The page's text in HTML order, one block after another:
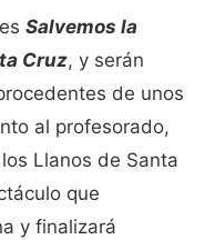
Salvemos la
Cruz, y serán
de unos
al profesorado,
Llanos de Santa
que
y finalizará